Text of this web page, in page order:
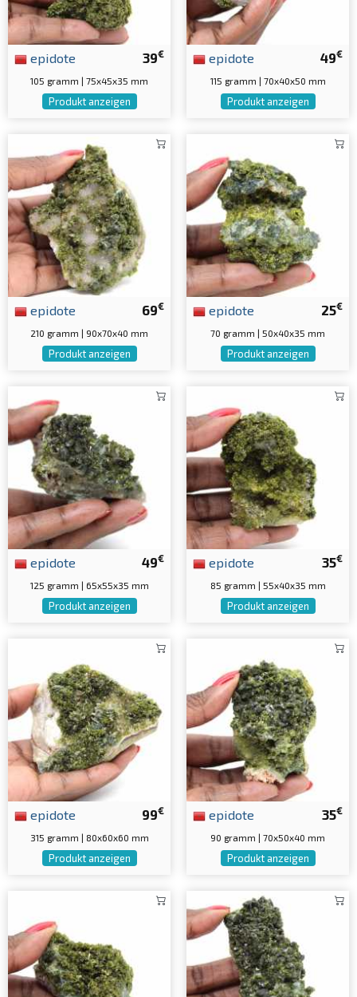
39€
epidote
105 gramm | 75x45x35 mm
Produkt anzeigen
49€
epidote
115 gramm | 70x40x50 mm
Produkt anzeigen
69€
epidote
210 gramm | 90x70x40 mm
Produkt anzeigen
25€
epidote
70 gramm | 50x40x35 mm
Produkt anzeigen
49€
epidote
125 gramm | 65x55x35 mm
Produkt anzeigen
35€
epidote
85 gramm | 55x40x35 mm
Produkt anzeigen
99€
epidote
315 gramm | 80x60x60 mm
Produkt anzeigen
35€
epidote
90 gramm | 70x50x40 mm
Produkt anzeigen